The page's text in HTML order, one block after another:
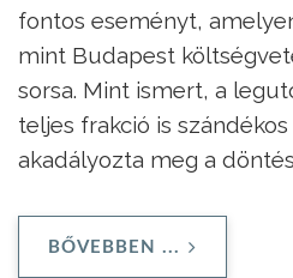
fontos eseményt,
mint Budapest
sorsa. Mint ismert, a
teljes frakció is
akadályozta meg a
BŐVEBBEN ...